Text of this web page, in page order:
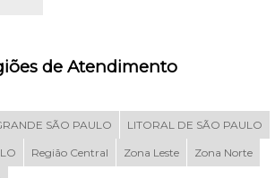
de Atendimento
SÃO PAULO LITORAL DE SÃO PAULO
Região Central Zona Leste Zona Norte